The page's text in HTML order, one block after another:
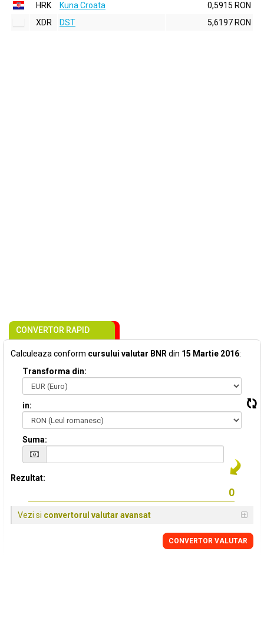
HRK
Kuna Croata
0,5915 RON
XDR
DST 5,6197 RON
CONVERTOR RAPID
Calculeaza conform cursului valutar BNR din 15 Martie 2016:
Transforma din:
in:
Suma:
Rezultat:
Vezi si convertorul valutar avansat
CONVERTOR VALUTAR